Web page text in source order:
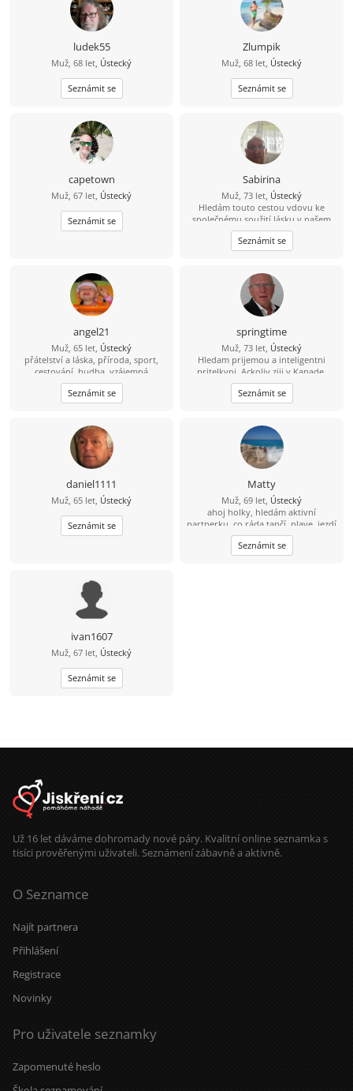
ludek55
Muž, 68 let, Ústecký
Seznámit se
Zlumpik
Muž, 68 let, Ústecký
Seznámit se
capetown
Muž, 67 let, Ústecký
Seznámit se
Sabirina
Muž, 73 let, Ústecký
Hledám touto cestou vdovu ke
společnému soužití lásku v našem
věku A něhu jsem upřímný hodný a
laskavý koníčky výlety autem.
Procházky přírodou a plavání
Seznámit se
angel21
Muž, 65 let, Ústecký
přátelství a láska, příroda, sport,
cestování, hudba, vzájemná
inspirace,radost, štěstí, stálé zdraví,
to mi moje bytost stále praví
Seznámit se
springtime
Muž, 73 let, Ústecký
Hledam prijemou a inteligentni
pritelkyni. Ackoliv ziji v Kanade,
setkani s tebou by mohlo prinest
zajimava rozhodnuti
Seznámit se
daniel1111
Muž, 65 let, Ústecký
Seznámit se
Matty
Muž, 69 let, Ústecký
ahoj holky, hledám aktivní
partnerku, co ráda tančí, plave, jezdí
na koloběžce, užívá si wellness a
saunových světů a když k moři, tak
na konec civilizace žádná přelidněná
Seznámit se
ivan1607
Muž, 67 let, Ústecký
Seznámit se
Už 16 let dáváme dohromady nové páry. Kvalitní online seznamka s
tisíci prověřenými uživateli. Seznámení zábavně a aktivně.
O Seznamce
Najít partnera
Přihlášení
Registrace
Novinky
Pro uživatele seznamky
Zapomenuté heslo